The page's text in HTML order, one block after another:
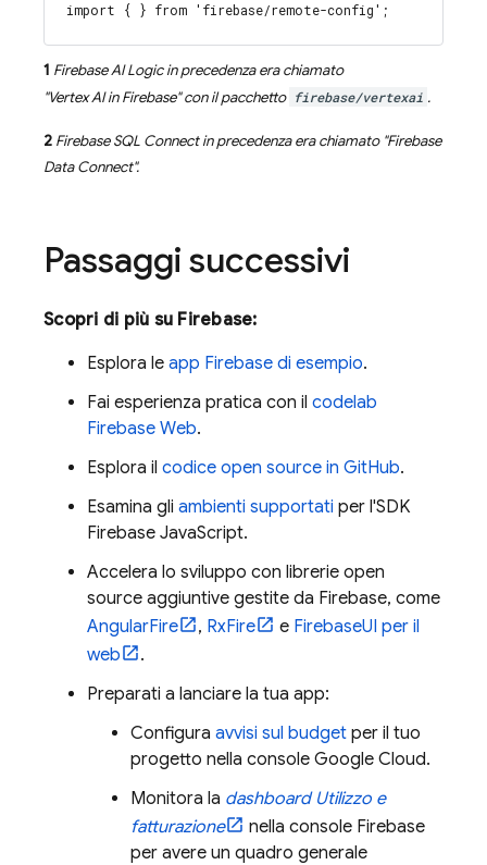
import { } from 'firebase/remote-config';
1 Firebase AI Logicin precedenza era chiamato
"Vertex AI in Firebase" con il pacchetto firebase/vertexai .
2 Firebase SQL Connectin precedenza era chiamato "Firebase
Data Connect".
Passaggi successivi
Scopri di più su Firebase:
Esplora le app Firebase di esempio.
Fai esperienza pratica con il codelab
Firebase Web.
Esplora il codice open source in GitHub.
Esamina gli ambienti supportati per l'SDK
Firebase JavaScript.
Accelera lo sviluppo con librerie open
source aggiuntive gestite da Firebase, come
AngularFire
, RxFire e FirebaseUI per il
web
.
Preparati a lanciare la tua app:
Configura avvisi sul budget per il tuo
progetto nella console Google Cloud.
Monitora la dashboard Utilizzo e
fatturazione
nella console Firebase
per avere un quadro generale